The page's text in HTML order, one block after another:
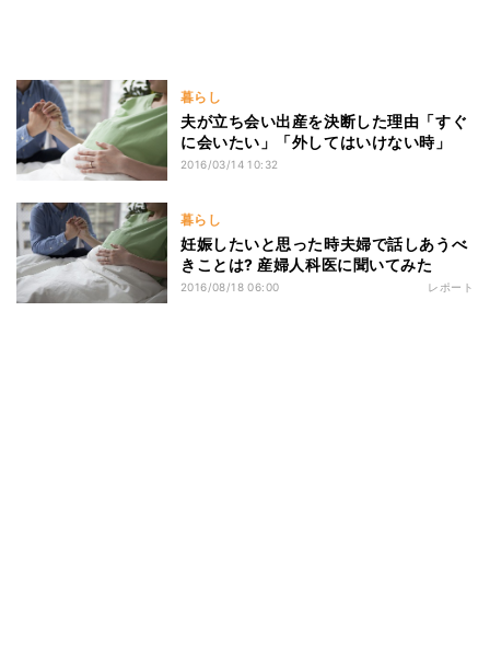
暮らし
夫が立ち会い出産を決断した理由「すぐ
に会いたい」「外してはいけない時」
2016/03/14 10:32
暮らし
妊娠したいと思った時夫婦で話しあうべ
きことは? 産婦人科医に聞いてみた
2016/08/18 06:00 レポート